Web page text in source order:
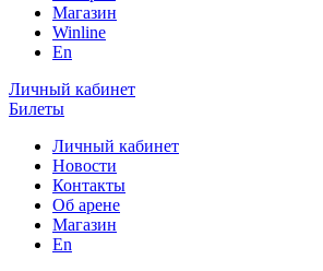
Магазин
Winline
En
Личный кабинет
Билеты
Личный кабинет
Новости
Контакты
Об арене
Магазин
En